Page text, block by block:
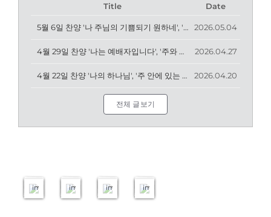
Title Date
5월 6일 찬양 '나 주님의 기쁨되기 원하네', '충만', '은혜' 2026.05.04
4월 29일 찬양 '나는 예배자입니다', '주와 같이 길 가는 것', '너는 내게 와 편히 쉬어라 & 은혜 아니면' 2026.04.27
4월 22일 찬양 '나의 하나님', '주 안에 있는 나에게', '내 모습 이대로' 2026.04.20
전체 글보기
[06.
47
images
[05.2026]
47
images
봄
여
132
images
[04.2026]
전
도
52
images